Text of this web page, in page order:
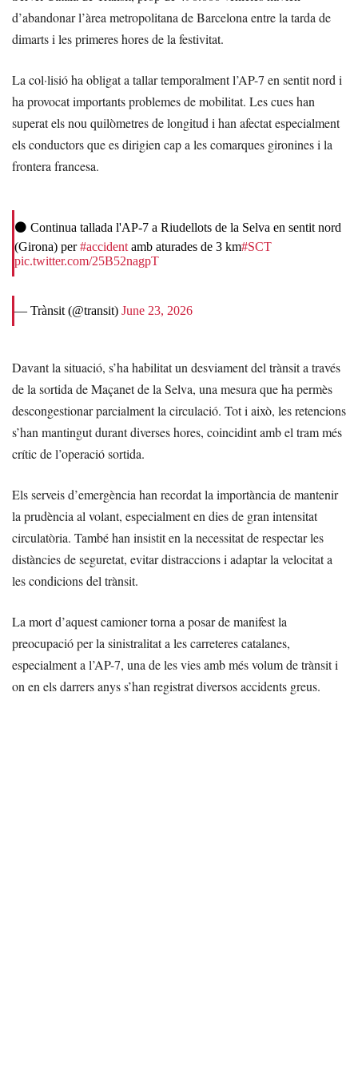
d’abandonar l’àrea metropolitana de Barcelona entre la tarda de
dimarts i les primeres hores de la festivitat.
La col·lisió ha obligat a tallar temporalment l’AP-7 en sentit nord i
ha provocat importants problemes de mobilitat. Les cues han
superat els nou quilòmetres de longitud i han afectat especialment
els conductors que es dirigien cap a les comarques gironines i la
frontera francesa.
⚫ Continua tallada l'AP-7 a Riudellots de la Selva en sentit nord
(Girona) per#accident amb aturades de 3 km#SCT
pic.twitter.com/25B52nagpT
— Trànsit (@transit) June 23, 2026
Davant la situació, s’ha habilitat un desviament del trànsit a través
de la sortida de Maçanet de la Selva, una mesura que ha permès
descongestionar parcialment la circulació. Tot i això, les retencions
s’han mantingut durant diverses hores, coincidint amb el tram més
crític de l’operació sortida.
Els serveis d’emergència han recordat la importància de mantenir
la prudència al volant, especialment en dies de gran intensitat
circulatòria. També han insistit en la necessitat de respectar les
distàncies de seguretat, evitar distraccions i adaptar la velocitat a
les condicions del trànsit.
La mort d’aquest camioner torna a posar de manifest la
preocupació per la sinistralitat a les carreteres catalanes,
especialment a l’AP-7, una de les vies amb més volum de trànsit i
on en els darrers anys s’han registrat diversos accidents greus.